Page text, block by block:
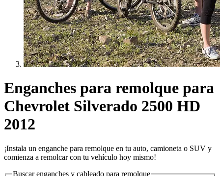
Enganches para remolque para
Chevrolet Silverado 2500 HD
2012
¡Instala un enganche para remolque en tu auto, camioneta o SUV y
comienza a remolcar con tu vehículo hoy mismo!
Buscar enganches y cableado para remolque